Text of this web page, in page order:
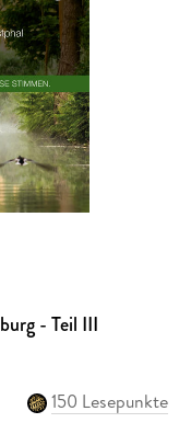
- Teil III
150 Lesepunkte